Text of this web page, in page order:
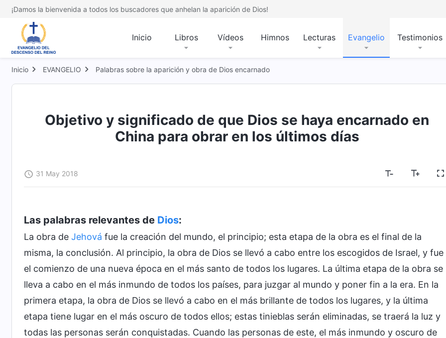
¡Damos la bienvenida a todos los buscadores que anhelan la aparición de Dios!
Inicio Libros Vídeos Himnos Lecturas Evangelio Testimonios
Inicio EVANGELIO Palabras sobre la aparición y obra de Dios encarnado
Objetivo y significado de que Dios se haya encarnado en
China para obrar en los últimos días
31 May 2018
Las palabras relevantes de Dios:
La obra de Jehová fue la creación del mundo, el principio; esta etapa de la obra es el final de la
misma, la conclusión. Al principio, la obra de Dios se llevó a cabo entre los escogidos de Israel, y fue
el comienzo de una nueva época en el más santo de todos los lugares. La última etapa de la obra se
lleva a cabo en el más inmundo de todos los países, para juzgar al mundo y poner fin a la era. En la
primera etapa, la obra de Dios se llevó a cabo en el más brillante de todos los lugares, y la última
etapa tiene lugar en el más oscuro de todos ellos; estas tinieblas serán eliminadas, se traerá la luz y
todas las personas serán conquistadas. Cuando las personas de este, el más inmundo y oscuro de